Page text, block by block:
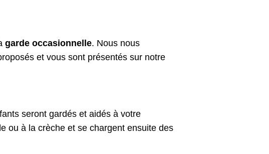
garde occasionnelle. Nous nous
et vous sont présentés sur notre
seront gardés et aidés à votre
ou à la crèche et se chargent ensuite des